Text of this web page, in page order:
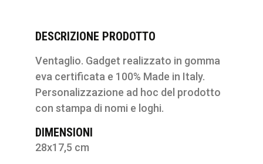
DESCRIZIONE PRODOTTO
Ventaglio. Gadget realizzato in gomma
eva certificata e 100% Made in Italy.
Personalizzazione ad hoc del prodotto
con stampa di nomi e loghi.
DIMENSIONI
28x17,5 cm